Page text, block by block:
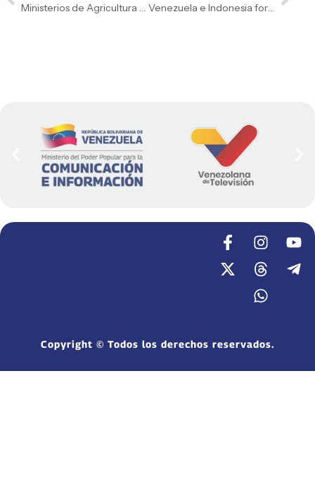
Ministerios de Agricultura e Industrias coordinan acciones con ASINAGRI para blindar el sector productivo Venezuela e Indonesia fortalecen alianzas estratégicas en el sector acuícola
Copyright © Todos los derechos reservados.